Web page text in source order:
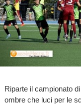
Riparte il campionato di
ombre che luci per le